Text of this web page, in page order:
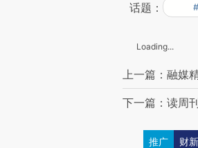
话题：
Loading...
上一篇：融媒
下一篇：读周
推广 财